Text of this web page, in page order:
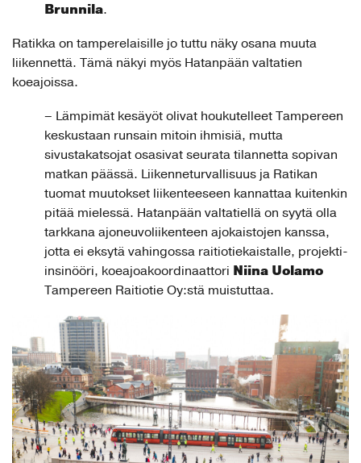
Brunnila.
Ratikka on tamperelaisille jo tuttu näky osana muuta
liikennettä. Tämä näkyi myös Hatanpään valtatien
koeajoissa.
– Lämpimät kesäyöt olivat houkutelleet Tampereen
keskustaan runsain mitoin ihmisiä, mutta
sivustakatsojat osasivat seurata tilannetta sopivan
matkan päässä. Liikenneturvallisuus ja Ratikan
tuomat muutokset liikenteeseen kannattaa kuitenkin
pitää mielessä. Hatanpään valtatiellä on syytä olla
tarkkana ajoneuvoliikenteen ajokaistojen kanssa,
jotta ei eksytä vahingossa raitiotiekaistalle, projekti-
insinööri, koeajoakoordinaattori Niina Uolamo
Tampereen Raitiotie Oy:stä muistuttaa.